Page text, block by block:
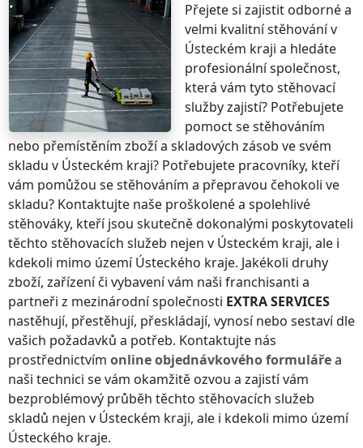
Přejete si zajistit odborné a
velmi kvalitní stěhovánív
Ústeckém kraji a hledáte
profesionální společnost,
která vám tyto stěhovací
služby zajistí? Potřebujete
pomoct se stěhováním
nebo přemístěním zboží a skladových zásob ve svém
skladu v Ústeckém kraji? Potřebujete pracovníky, kteří
vám pomůžou se stěhováním a přepravou čehokoli ve
skladu? Kontaktujte naše proškolené a spolehlivé
stěhováky, kteří jsou skutečně dokonalými poskytovateli
těchto stěhovacích služeb nejen v Ústeckém kraji, ale i
kdekoli mimo území Ústeckého kraje. Jakékoli druhy
zboží, zařízení či vybavení vám naši franchisanti a
partneři z mezinárodní společnosti EXTRA SERVICES
nastěhují, přestěhují, přeskládají, vynosí nebo sestaví dle
vašich požadavků a potřeb. Kontaktujte nás
prostřednictvím online objednávkového formulářea
naši technici se vám okamžitě ozvou a zajistí vám
bezproblémový průběh těchto stěhovacích služeb
skladů nejen v Ústeckém kraji, ale i kdekoli mimo území
Ústeckého kraje.